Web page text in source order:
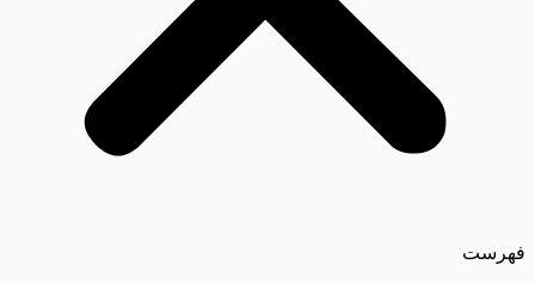
فهرست